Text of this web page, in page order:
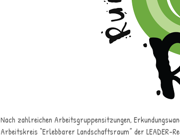
Nach zahlreichen Arbeitsgruppensitzungen,
Arbeitskreis “Erlebbarer Landschaftsraum” der LEADER-